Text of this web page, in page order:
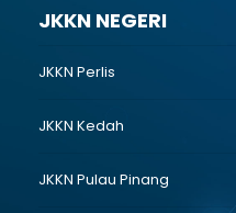
JKKN NEGERI
JKKN Perlis
JKKN Kedah
JKKN Pulau Pinang